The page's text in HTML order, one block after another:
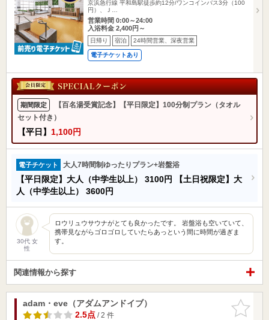
京浜急行線 平和島駅徒歩約12分/ワンコインバス3分（100
円）、Ｊ…
営業時間 0:00～24:00
入浴料金 2,400円～
日帰り 宿泊 24時間営業、深夜営業
電子チケットあり
期間限定
【百名湯受賞記念】【平日限定】100分制プラン（タオル
セット付き）
【平日】 1,100円
電子チケット 大人7時間制ゆったりプラン+岩盤浴
【平日限定】大人（中学生以上） 3100円
【土日祝限定】大
人（中学生以上） 3600円
30代 女
性
ロウリュウサウナがとても良かったです。 岩盤浴も空いていて、
携帯見ながらゴロゴロしていたらあっという間に時間が過ぎま
す。
関連情報から探す
お気に入
りに追加
adam・eve（アダムアンドイブ）
2.5点/ 2 件